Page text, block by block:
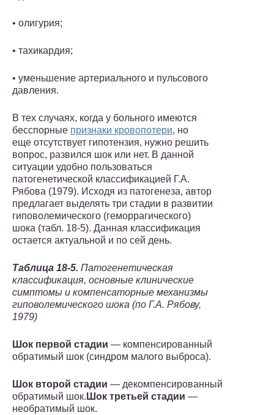
• олигурия;
• тахикардия;
• уменьшение артериального и пульсового
давления.
В тех случаях, когда у больного имеются
бесспорные признаки кровопотери, но
еще отсутствует гипотензия, нужно решить
вопрос, развился шок или нет. В данной
ситуации удобно пользоваться
патогенетической классификацией Г.А.
Рябова (1979). Исходя из патогенеза, автор
предлагает выделять три стадии в развитии
гиповолемического (геморрагического)
шока (табл. 18-5). Данная классификация
остается актуальной и по сей день.
Таблица 18-5. Патогенетическая
классификация, основные клинические
симптомы и компенсаторные механизмы
гиповолемического шока (по Г.А. Рябову,
1979)
Шок первой стадии — компенсированный
обратимый шок (синдром малого выброса).
Шок второй стадии — декомпенсированный
обратимый шок. Шок третьей стадии —
необратимый шок.